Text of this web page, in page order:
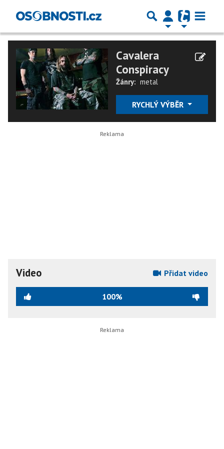
Cavalera
Conspiracy
Žánry: metal
RYCHLÝ VÝBĚR
Video Přidat video
100%